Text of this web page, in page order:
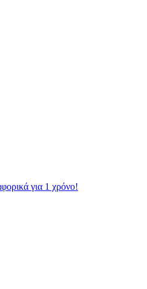
για 1 χρόνο!